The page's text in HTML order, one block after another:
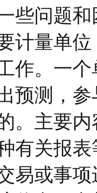
些问题
计量单
作。一
预测，
。主要
有关报
易或事